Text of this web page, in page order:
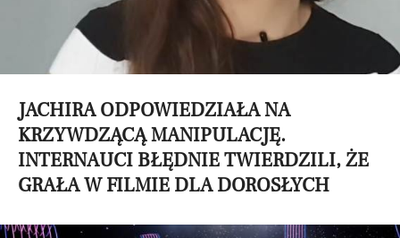
JACHIRA ODPOWIEDZIAŁA NA
KRZYWDZĄCĄ MANIPULACJĘ.
INTERNAUCI BŁĘDNIE TWIERDZILI, ŻE
GRAŁA W FILMIE DLA DOROSŁYCH